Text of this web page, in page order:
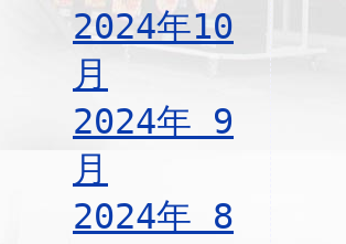
2024年10
月
2024年 9
月
2024年 8